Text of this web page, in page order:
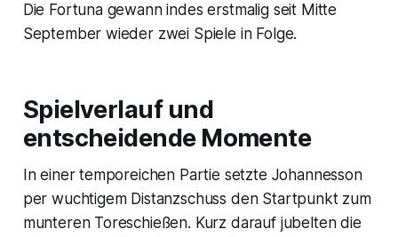
Die Fortuna gewann indes erstmalig seit Mitte
September wieder zwei Spiele in Folge.
Spielverlauf und
entscheidende Momente
In einer temporeichen Partie setzte Johannesson
per wuchtigem Distanzschuss den Startpunkt zum
munteren Toreschießen. Kurz darauf jubelten die